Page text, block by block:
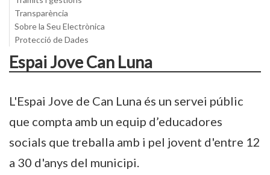
Transparència
Sobre la Seu Electrònica
Protecció de Dades
Espai Jove Can Luna
L'Espai Jove de Can Luna és un servei públic
que compta amb un equip d’educadores
socials que treballa amb i pel jovent d'entre 12
a 30 d'anys del municipi.